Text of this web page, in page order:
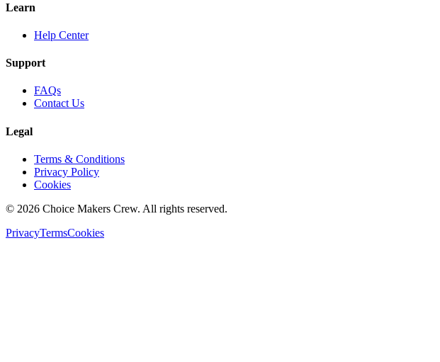
Learn
Help Center
Support
FAQs
Contact Us
Legal
Terms & Conditions
Privacy Policy
Cookies
© 2026 Choice Makers Crew. All rights reserved.
PrivacyTermsCookies